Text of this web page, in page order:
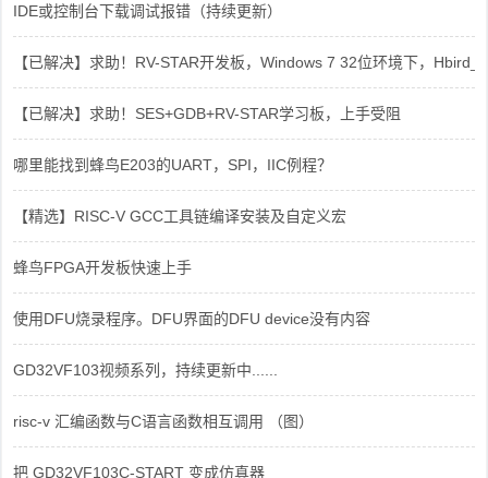
IDE或控制台下载调试报错（持续更新）
【已解决】求助！RV-STAR开发板，Windows 7 32位环境下，
【已解决】求助！SES+GDB+RV-STAR学习板，上手受阻
哪里能找到蜂鸟E203的UART，SPI，IIC例程？
【精选】RISC-V GCC工具链编译安装及自定义宏
蜂鸟FPGA开发板快速上手
使用DFU烧录程序。DFU界面的DFU device没有内容
GD32VF103视频系列，持续更新中......
risc-v 汇编函数与C语言函数相互调用 （图）
把 GD32VF103C-START 变成仿真器